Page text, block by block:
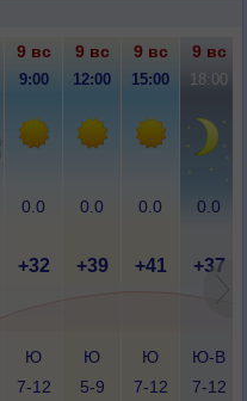
9 вс 9 вс 9 вс 9 вс
9:00 12:00 15:00 18:00
0.0 0.0 0.0 0.0
+32 +39 +41 +37
Ю
7-12
Ю
5-9
Ю
7-12
Ю-В
7-12